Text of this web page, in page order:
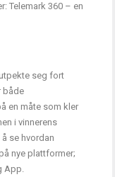
Telemark 360 – en
seg fort
både
en måte som kler
i vinnerens
se hvordan
nye plattformer;
App.